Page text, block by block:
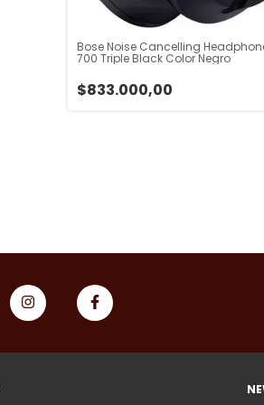
Bose Noise Cancelling
700 Triple Black Color Negro
$833.000,00